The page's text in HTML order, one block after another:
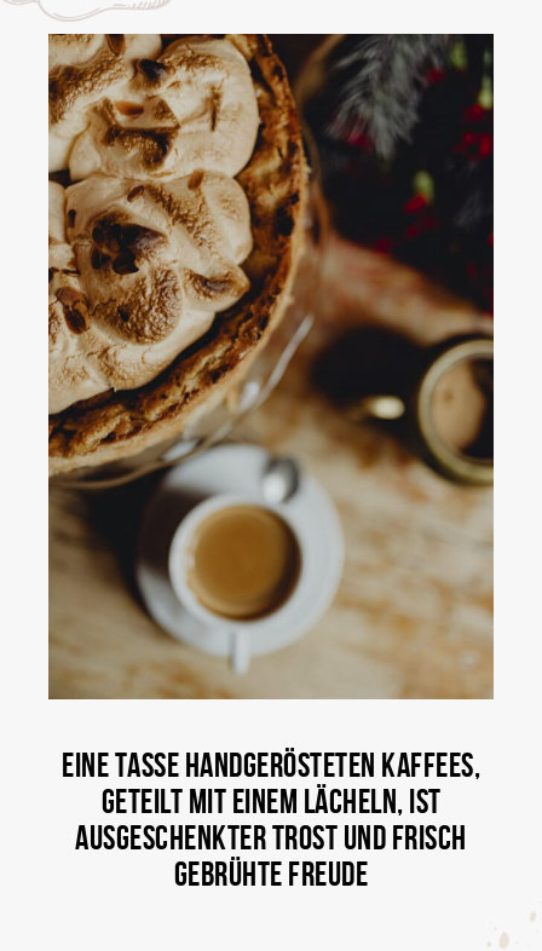
EINE TASSE HANDGERÖSTETEN KAFFEES,
GETEILT MIT EINEM LÄCHELN, IST
AUSGESCHENKTER TROST UND FRISCH
GEBRÜHTE FREUDE